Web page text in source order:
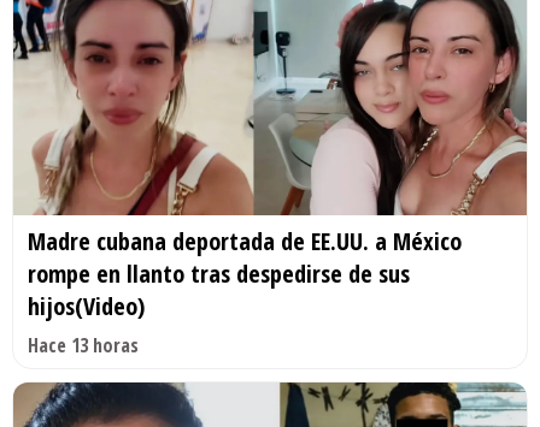
Madre cubana deportada de EE.UU. a México
rompe en llanto tras despedirse de sus
hijos(Video)
Hace 13 horas